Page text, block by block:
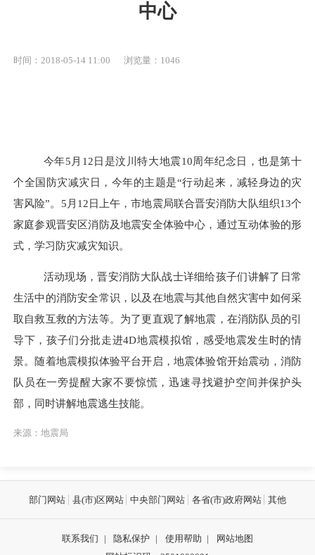
中心
时间：2018-05-14 11:00 浏览量：1046
今年5月12日是汶川特大地震10周年纪念日，也是第十
个全国防灾减灾日，今年的主题是“行动起来，减轻身边的灾
害风险”。 5月12日 上午，市地震局联合晋安消防大队组织13个
家庭参观晋安区消防及地震安全体验中心，通过互动体验的形
式， 学习防灾减灾知识。
活动现场 ，晋安消防大队战士详细给孩子们讲解了日常
生活中的消防安全常识，以及在地震与其他自然灾害中如何采
取自救互救的方法等。为了更直观了解地震，在消防队员的引
导下，孩子们分批走进4D地震模拟馆，感受地震发生时的情
景。随着地震模拟体验平台开启，地震体验馆开始震动，消防
队员在一旁提醒大家不要惊慌，迅速寻找避护空间并保护头
部，同时讲解地震逃生技能。
来源：地震局
部门网站 县(市)区网站 中央部门网站 各省(市)政府网站 其他
联系我们 | 隐私保护 | 使用帮助 |
网站地图